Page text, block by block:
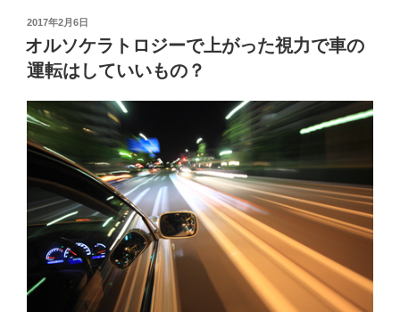
イ
で
視
は
回
復
ん
で
う
投
稿
日:
2017年2月6日
オルソケラトロジーで上がった視力で車の
運転はしていいもの？